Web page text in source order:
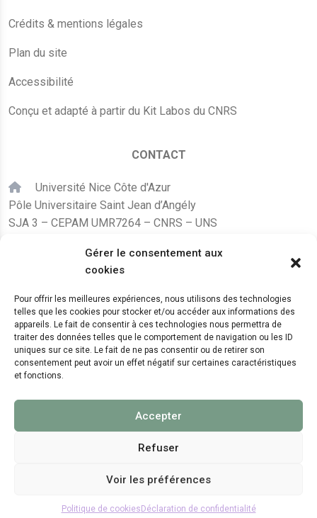
Gérer le consentement aux
cookies
Pour offrir les meilleures expériences, nous utilisons des technologies
telles que les cookies pour stocker et/ou accéder aux informations des
appareils. Le fait de consentir à ces technologies nous permettra de
traiter des données telles que le comportement de navigation ou les ID
uniques sur ce site. Le fait de ne pas consentir ou de retirer son
consentement peut avoir un effet négatif sur certaines caractéristiques
et fonctions.
Accepter
Refuser
Voir les préférences
Politique de cookies Déclaration de confidentialité
Crédits & mentions légales
Plan du site
Accessibilité
Conçu et adapté à partir du Kit Labos du CNRS
CONTACT
Université Nice Côte d'Azur
Pôle Universitaire Saint Jean d’Angély
SJA 3 – CEPAM UMR7264 – CNRS – UNS
+33 (0)4 89 15 24 08
LE CEPAM EST HÉBERGÉ PAR
© 2024 Copyright:CEPAM UMR7264, CNRS, CNRS